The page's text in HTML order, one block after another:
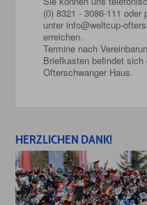
(0) 8321 - 3086-111 oder
unter info@weltcup-
erreichen.
Termine nach
Briefkasten befindet sich
Ofterschwanger Haus.
HERZLICHEN DANK!